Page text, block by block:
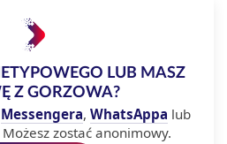
LUB MASZ
Z GORZOWA?
Messengera, WhatsAppa lub
zostać anonimowy.